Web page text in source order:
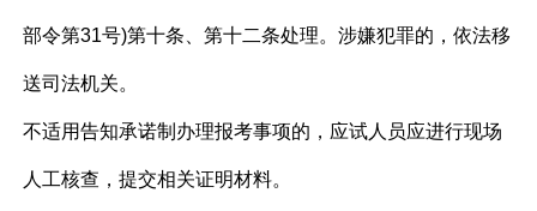
部令第31号)第十条、第十二条处理。涉嫌犯罪的，依法移
送司法机关。
不适用告知承诺制办理报考事项的，应试人员应进行现场
人工核查，提交相关证明材料。